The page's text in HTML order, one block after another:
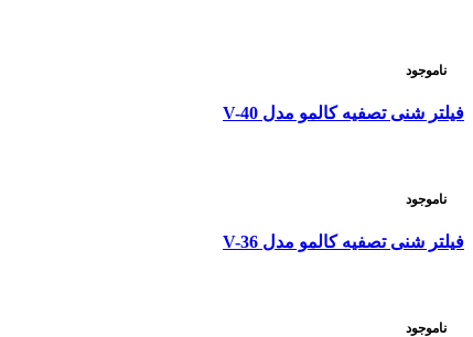
ناموجود
فیلتر شنی تصفیه کالمو مدل V-40
ناموجود
فیلتر شنی تصفیه کالمو مدل V-36
ناموجود